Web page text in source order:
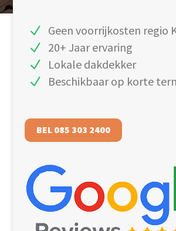
Geen voorrijkosten regio
20+ Jaar ervaring
Lokale dakdekker
Beschikbaar op korte
BEL 085 303 2400